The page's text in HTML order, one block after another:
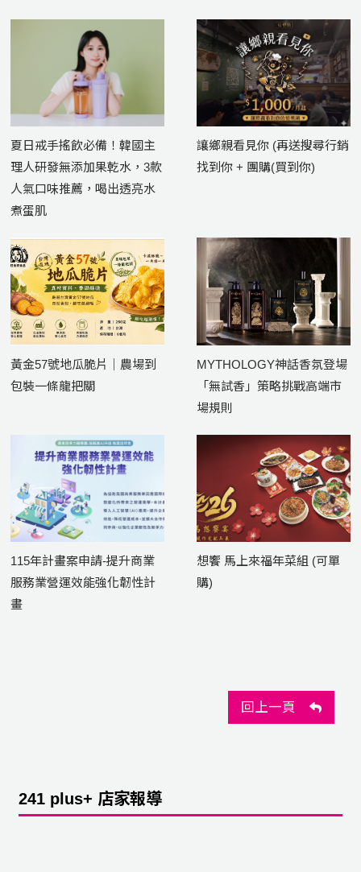
夏日戒手搖飲必備！韓國主
理人研發無添加果乾水，3款
人氣口味推薦，喝出透亮水
煮蛋肌
讓鄉親看見你 (再送搜尋行銷
找到你 + 團購(買到你)
黃金57號地瓜脆片｜農場到
包裝一條龍把關
MYTHOLOGY神話香氛登場
「無試香」策略挑戰高端市
場規則
115年計畫案申請-提升商業
服務業營運效能強化韌性計
畫
想饗 馬上來福年菜組 (可單
購)
回上一頁
241 plus+ 店家報導